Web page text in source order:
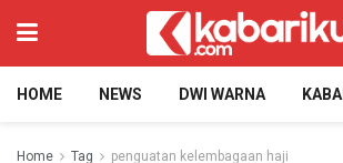
HOME NEWS DWI WARNA
Home Tag penguatan kelembagaan haji